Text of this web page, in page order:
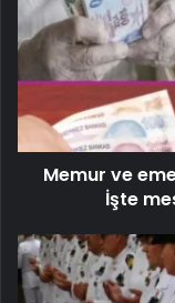
Memur ve
İşte